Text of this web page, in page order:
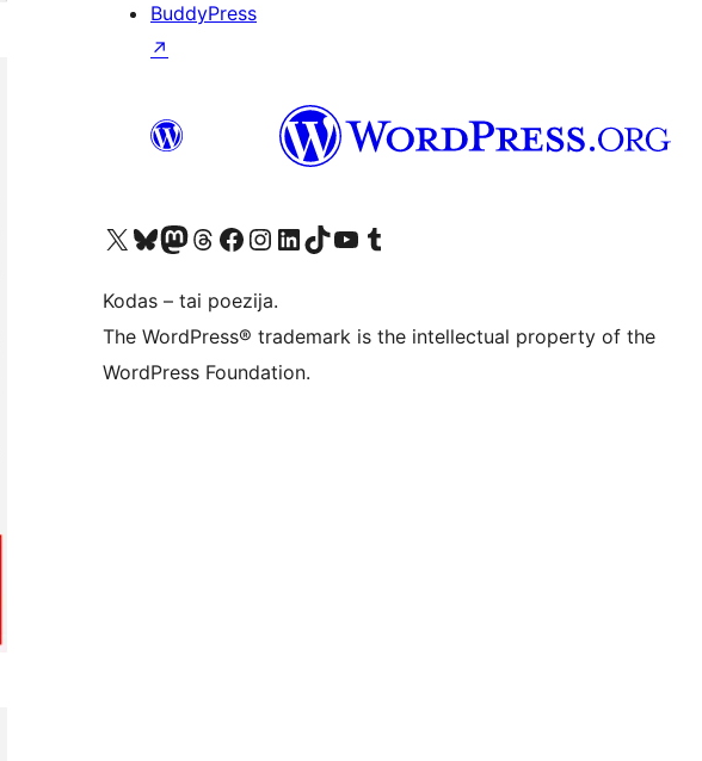
BuddyPress
↗
Visit our X (formerly Twitter) account
Apsilankykite mūsų Bluesky paskyroje
Visit our Mastodon account
Apsilankykite mūsų Threads paskyroje
Visit our Facebook page
Visit our Instagram account
Visit our LinkedIn account
Apsilankykite mūsų TikTok paskyroje
Visit our YouTube channel
Apsilankykite mūsų Tumblr paskyroje
Kodas – tai poezija.
The WordPress® trademark is the intellectual property of the
WordPress Foundation.